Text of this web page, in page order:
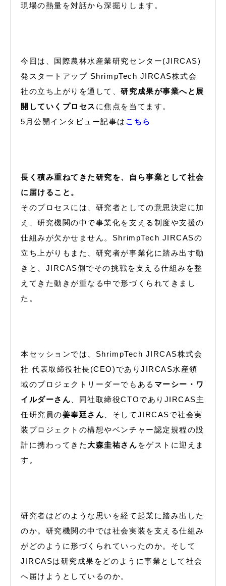
現場の熱量を対話から深掘りします。
今回は、国際農林水産業研究センター(JIRCAS)
発スタートアップ ShrimpTech JIRCAS株式会
社の立ち上がりを通して、研究成果が事業へと展
開していくプロセス に焦点を当てます。
5月公開インタビュー記事は こちら
長く積み重ねてきた研究を、自ら事業として社会
に届けること。
そのプロセスには、研究者としての意思決定に加
え、研究機関の中で事業化を支える制度や支援の
仕組みが欠かせません。ShrimpTech JIRCASの
立ち上がりもまた、研究者が事業化に踏み出す動
きと、JIRCAS側でその挑戦を支える仕組みを整
えてきた動きが重なる中で形づくられてきまし
た。
本セッションでは、ShrimpTech JIRCAS株式会
社 代表取締役社長(CEO)でありJIRCAS水産領
域のプロジェクトリーダーでもある マーシー・ワ
イルダーさん 、同社取締役CTOでありJIRCAS主
任研究員の姜奉廷さん 、そしてJIRCASで社会実
装プロジェクトの構想やベンチャー認定規程の設
計に携わってきた 大森圭祐さん をゲストに迎えま
す。
研究者はどのような思いを経て起業に踏み出した
のか。研究機関の中では社会実装を支える仕組み
がどのように形づくられていったのか。そして
JIRCASは研究成果をどのように事業として社会
へ届けようとしているのか。